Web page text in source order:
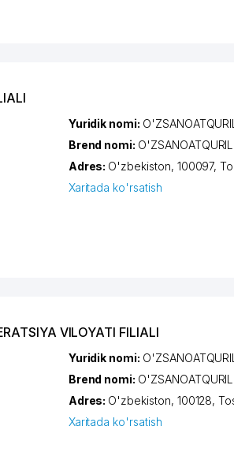
Yuridik nomi:
Brend nomi:
Adres: O'zbekiston, 100097,
Xaritada ko'rsatish
VILOYATI FILIALI
Yuridik nomi:
Brend nomi:
Adres: O'zbekiston, 100128,
Xaritada ko'rsatish